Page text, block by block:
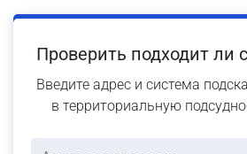
Проверить подходит ли
Введите адрес и система
в территориальную